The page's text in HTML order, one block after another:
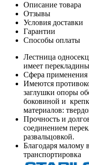
Описание товара
Отзывы
Условия доставки
Гарантии
Способы оплаты
Лестница
имеет
Сфера применения
Имеются
заглушки опоры
боковиной и
материалов:
Прочность и
соединением
развальцовкой.
Благодаря малому
транспортировка